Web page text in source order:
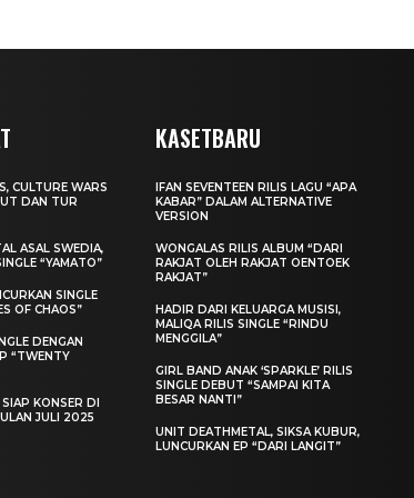
CULTURE WARS
DAN TUR
ASAL SWEDIA,
“YAMATO”
SINGLE
OF CHAOS”
DENGAN
“TWENTY
KONSER DI
JULI 2025
KASETBARU
IFAN SEVENTEEN RILIS LAGU “APA
KABAR” DALAM ALTERNATIVE
VERSION
WONGALAS RILIS ALBUM “DARI
RAKJAT OLEH RAKJAT OENTOEK
RAKJAT”
HADIR DARI KELUARGA MUSISI,
MALIQA RILIS SINGLE “RINDU
MENGGILA”
GIRL BAND ANAK ‘SPARKLE’ RILIS
SINGLE DEBUT “SAMPAI KITA
BESAR NANTI”
UNIT DEATHMETAL, SIKSA KUBUR,
LUNCURKAN EP “DARI LANGIT”